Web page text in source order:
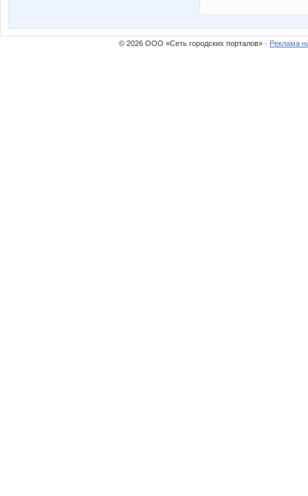
© 2026 ООО «Сеть городских порталов» · Реклама